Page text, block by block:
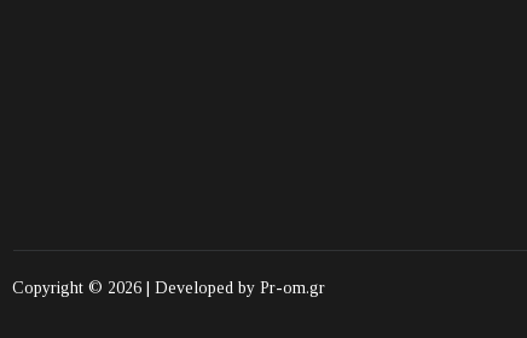
Copyright © 2026 | Developed by Pr-om.gr